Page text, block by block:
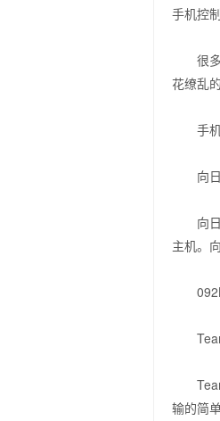
手机控
很多
花缭乱
手机
向日
向日
主机。
输的简